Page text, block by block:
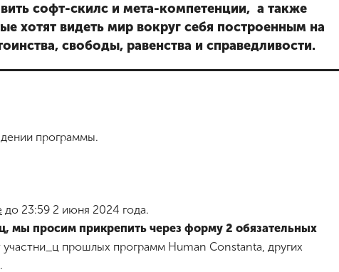
софт-скилс и мета-компетенции, а также
хотят видеть мир вокруг себя построенным на
свободы, равенства и справедливости.
программы.
до 23:59 2 июня 2024 года.
мы просим прикрепить через форму 2 обязательных
прошлых программ Human Constanta, других